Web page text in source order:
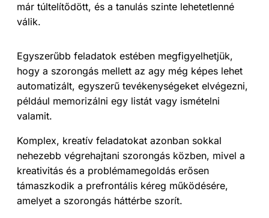
már túltelítődött, és a tanulás szinte lehetetlenné
válik.
Egyszerűbb feladatok estében megfigyelhetjük,
hogy a szorongás mellett az agy még képes lehet
automatizált, egyszerű tevékenységeket elvégezni,
például memorizálni egy listát vagy ismételni
valamit.
Komplex, kreatív feladatokat azonban sokkal
nehezebb végrehajtani szorongás közben, mivel a
kreativitás és a problémamegoldás erősen
támaszkodik a prefrontális kéreg működésére,
amelyet a szorongás háttérbe szorít.